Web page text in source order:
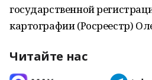
государственной
картографии (Росреестр)
Читайте нас